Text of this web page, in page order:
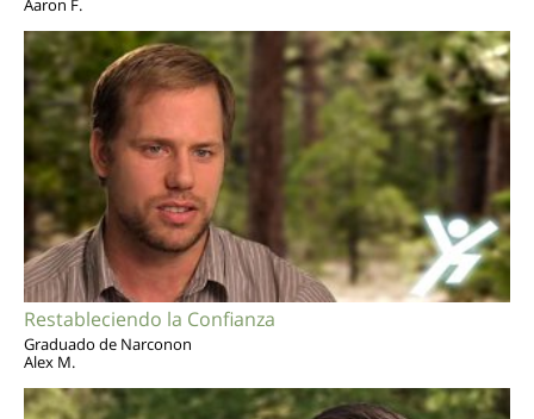
Aaron F.
Restableciendo la Confianza
Graduado de Narconon
Alex M.